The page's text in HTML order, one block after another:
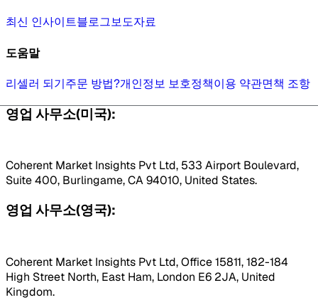
최신 인사이트블로그보도자료
도움말
리셀러 되기주문 방법?개인정보 보호정책이용 약관면책 조항
영업 사무소(미국):
Coherent Market Insights Pvt Ltd, 533 Airport Boulevard,
Suite 400, Burlingame, CA 94010, United States.
영업 사무소(영국):
Coherent Market Insights Pvt Ltd, Office 15811, 182-184
High Street North, East Ham, London E6 2JA, United
Kingdom.